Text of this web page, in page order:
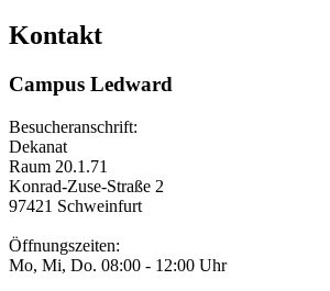
Kontakt
Campus Ledward
Besucheranschrift:
Dekanat
Raum 20.1.71
Konrad-Zuse-Straße 2
97421 Schweinfurt
Öffnungszeiten:
Mo, Mi, Do. 08:00 - 12:00 Uhr